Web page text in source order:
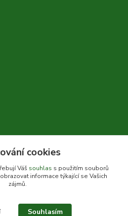
cookies
Váš souhlas s použitím souborů
informace týkající se Vašich
zájmů.
Souhlasím